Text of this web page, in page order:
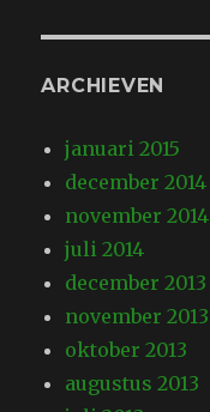
ARCHIEVEN
januari 2015
december 2014
november 2014
juli 2014
december 2013
november 2013
oktober 2013
augustus 2013